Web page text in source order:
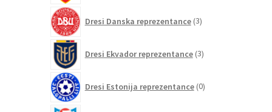
Dresi Danska reprezentance 3izdelki
Dresi Ekvador reprezentance 3izdelki
Dresi Estonija reprezentance 0izdelkov